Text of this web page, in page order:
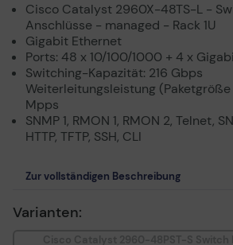
Cisco Catalyst 2960X-48TS-L -
Anschlüsse - managed - Rack 1U
Gigabit Ethernet
Ports: 48 x 10/100/1000 + 4 x
Switching-Kapazität: 216 Gbps
Weiterleitungsleistung (Paketgröße
Mpps
SNMP 1, RMON 1, RMON 2, Telnet,
HTTP, TFTP, SSH, CLI
Zur vollständigen Beschreibung
Varianten: